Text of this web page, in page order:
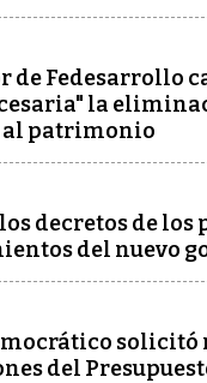
de Fedesarrollo
la
al patrimonio
decretos de
del nuevo
solicitó
del